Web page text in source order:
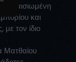
πλαισιωμένη
και
τον ίδιο
Ματθαίου